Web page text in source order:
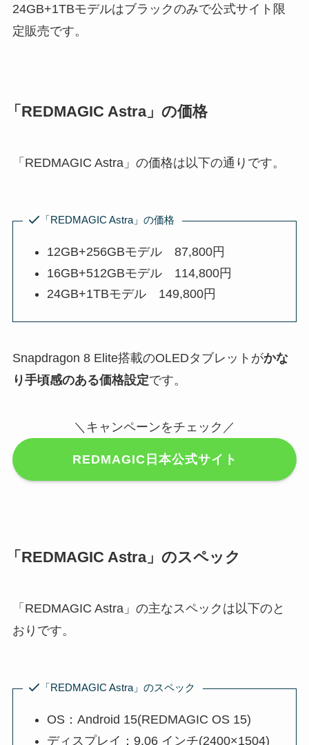
24GB+1TBモデルはブラックのみで公式サイト限
定販売です。
「REDMAGIC Astra」の価格
「REDMAGIC Astra」の価格は以下の通りです。
「REDMAGIC Astra」の価格
12GB+256GBモデル 87,800円
16GB+512GBモデル 114,800円
24GB+1TBモデル 149,800円
Snapdragon 8 Elite搭載のOLEDタブレットがかな
り手頃感のある価格設定です。
＼キャンペーンをチェック／
REDMAGIC日本公式サイト
「REDMAGIC Astra」のスペック
「REDMAGIC Astra」の主なスペックは以下のと
おりです。
「REDMAGIC Astra」のスペック
OS：Android 15(REDMAGIC OS 15)
ディスプレイ：9.06 インチ(2400×1504)